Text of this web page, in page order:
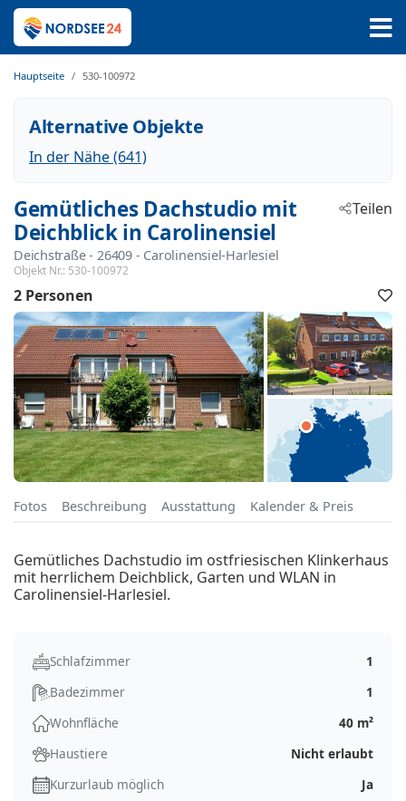
Hauptseite 530-100972
Alternative Objekte
In der Nähe (641)
Gemütliches Dachstudio mit
Deichblick in Carolinensiel
Deichstraße - 26409 - Carolinensiel-Harlesiel
Objekt Nr.: 530-100972
Teilen
2 Personen
Fotos Beschreibung Ausstattung Kalender & Preis
Gemütliches Dachstudio im ostfriesischen Klinkerhaus
mit herrlichem Deichblick, Garten und WLAN in
Carolinensiel-Harlesiel.
Schlafzimmer
1
Badezimmer
1
Wohnfläche
40 m²
Haustiere
Nicht erlaubt
Kurzurlaub möglich
Ja